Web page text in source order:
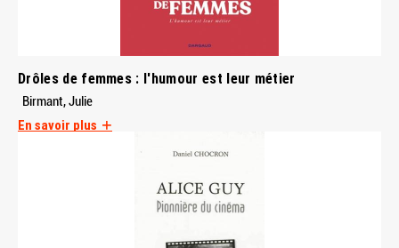
Drôles de femmes : l'humour est leur métier
Birmant, Julie
En savoir plus